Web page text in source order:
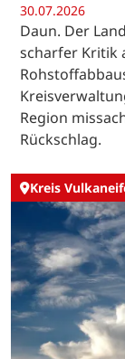
30.07.2026
Daun. Der
scharfer Kritik
Region
Rückschlag.
Kreis